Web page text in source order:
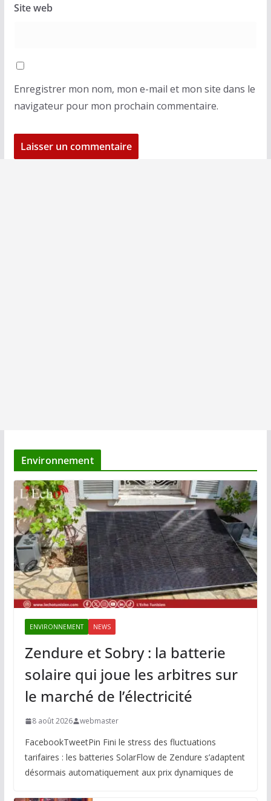
Site web
Enregistrer mon nom, mon e-mail et mon site dans le
navigateur pour mon prochain commentaire.
Environnement
ENVIRONNEMENT NEWS
Zendure et Sobry : la batterie
solaire qui joue les arbitres sur
le marché de l’électricité
8 août 2026 webmaster
FacebookTweetPin Fini le stress des fluctuations
tarifaires : les batteries SolarFlow de Zendure s’adaptent
désormais automatiquement aux prix dynamiques de